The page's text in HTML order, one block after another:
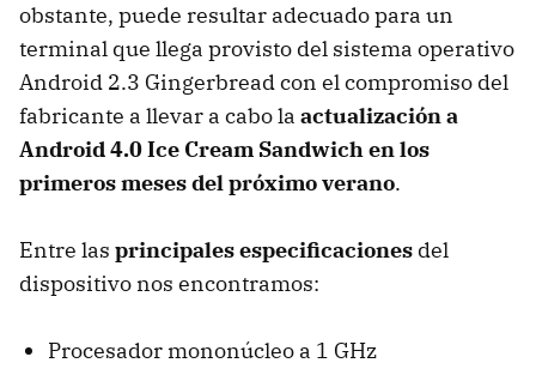
obstante, puede resultar adecuado para un
terminal que llega provisto del sistema operativo
Android 2.3 Gingerbread con el compromiso del
fabricante a llevar a cabo la actualización a
Android 4.0 Ice Cream Sandwich en los
primeros meses del próximo verano.
Entre las principales especificaciones del
dispositivo nos encontramos:
Procesador mononúcleo a 1 GHz